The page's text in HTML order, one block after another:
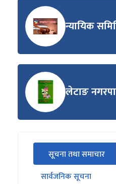
न्यायिक
लेटाङ
सीधा
पहिलो
ट्याबको
सूचना तथा समाचार
(सक्रिय
सार्वजनिक सूचना